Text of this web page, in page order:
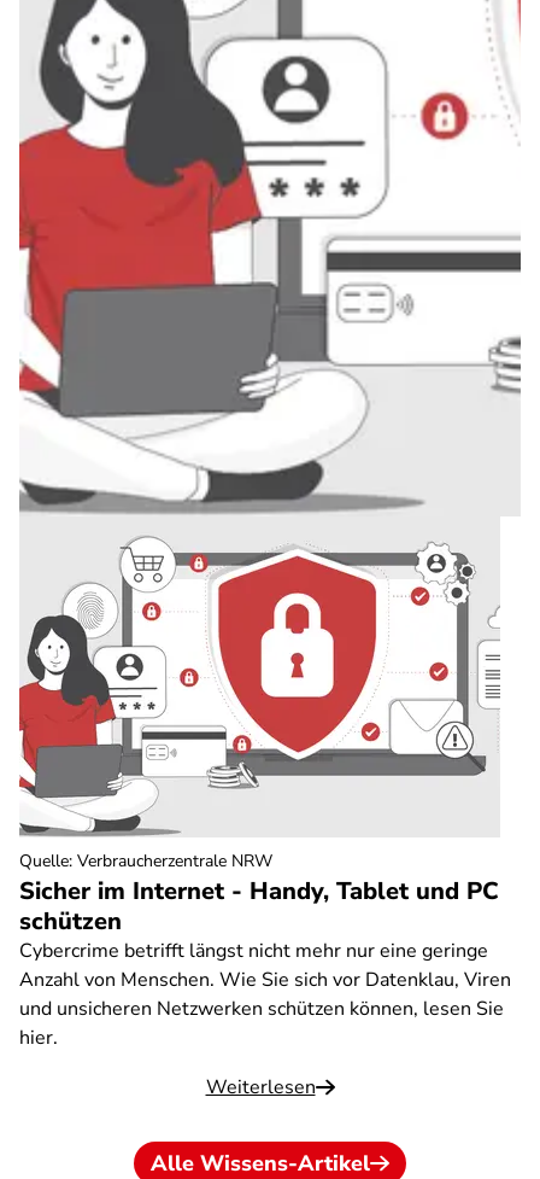
Sicher im Internet - Handy, Tablet und PC
schützen
Cybercrime betrifft längst nicht mehr nur eine geringe
Anzahl von Menschen. Wie Sie sich vor Datenklau, Viren
und unsicheren Netzwerken schützen können, lesen Sie
hier.
Weiterlesen
Quelle: Verbraucherzentrale NRW
Alle Wissens-Artikel